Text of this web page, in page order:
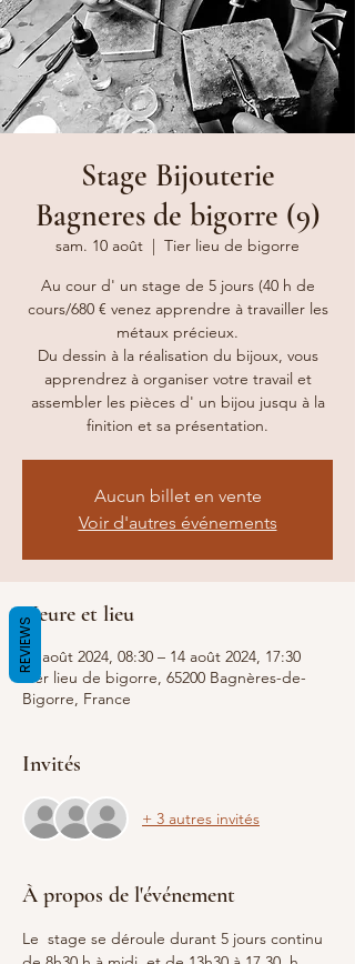
Stage Bijouterie
Bagneres de bigorre (9)
sam. 10 août
  |
Tier lieu de bigorre
Au cour d' un stage de 5 jours (40 h de
cours/680 € venez apprendre à travailler les
métaux précieux.
Du dessin à la réalisation du bijoux, vous
apprendrez à organiser votre travail et
assembler les pièces d' un bijou jusqu à la
Aucun billet en vente
Voir d'autres événements
Heure et lieu
10 août 2024, 08:30 – 14 août 2024, 17:30
Tier lieu de bigorre, 65200 Bagnères-de-
Bigorre, France
Invités
+ 3 autres invités
À propos de l'événement
Le  stage se déroule durant 5 jours continu
REVIEWS